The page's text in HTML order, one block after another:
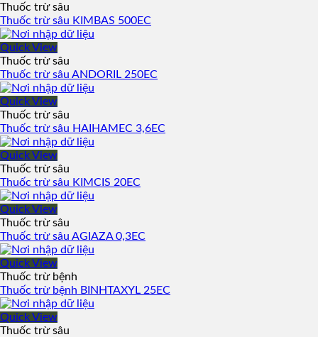
Thuốc trừ sâu
Thuốc trừ sâu KIMBAS 500EC
Quick View
Thuốc trừ sâu
Thuốc trừ sâu ANDORIL 250EC
Quick View
Thuốc trừ sâu
Thuốc trừ sâu HAIHAMEC 3,6EC
Quick View
Thuốc trừ sâu
Thuốc trừ sâu KIMCIS 20EC
Quick View
Thuốc trừ sâu
Thuốc trừ sâu AGIAZA 0,3EC
Quick View
Thuốc trừ bệnh
Thuốc trừ bệnh BINHTAXYL 25EC
Quick View
Thuốc trừ sâu